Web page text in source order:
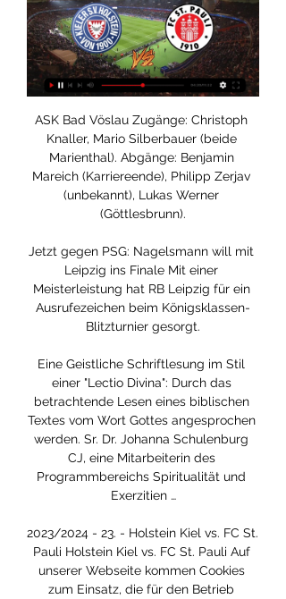
ASK Bad Vöslau Zugänge: Christoph Knaller, Mario Silberbauer (beide Marienthal). Abgänge: Benjamin Mareich (Karriereende), Philipp Zerjav (unbekannt), Lukas Werner (Göttlesbrunn).

Jetzt gegen PSG: Nagelsmann will mit Leipzig ins Finale Mit einer Meisterleistung hat RB Leipzig für ein Ausrufezeichen beim Königsklassen-Blitzturnier gesorgt.

Eine Geistliche Schriftlesung im Stil einer "Lectio Divina": Durch das betrachtende Lesen eines biblischen Textes vom Wort Gottes angesprochen werden. Sr. Dr. Johanna Schulenburg CJ, eine Mitarbeiterin des Programmbereichs Spiritualität und Exerzitien …

2023/2024 - 23. - Holstein Kiel vs. FC St. Pauli Holstein Kiel vs. FC St. Pauli Auf unserer Webseite kommen Cookies zum Einsatz, die für den Betrieb unseres Online-Angebotes technisch notwendig sind.

Die Debeka-Gruppe gehört mit ihrem vielfältigen Versicherungs- und Finanzdienstleistungsangebot zu den Top Five der Versicherungs- und Bausparbranche in Deutschland.

Holstein Kiel - FC St. Pauli Live ticker, H2H und Holstein Kiel gegen FC St. Pauli Live-Ticker (und kostenlos Übertragung Video Live-Stream sehen im Internet) startet am 23. Feb.

Davor kamen die Wiler beim Tabellenschlusslicht Chiasso Zuhause mit 1:4 unter die Räder und eine Woche früher gab es ein 2:4 beim FC Vaduz. Man merkt: Der FC Wil ist schlagbar. Trotz fünf Spielen ohne Sieg, will der FCS-Trainer nichts von einer Krise hören, wie er bei uns im Interview sagte:

Die Erfolgsgeschichte setzte sich bis zur Winterpause fort, als am letzten Spieltag des Jahres 2003 Anfang Dezember die TSG Hoffenheim mit 3:1 geschlagen wurde. Drei Tage vorher hatte Hoffenheim im DFB-Pokal noch die Sensation geschafft und Bayer Leverkusen aus dem Pokal geworfen.

BILD München ist online! Alles von der Meisterfeier der Bayern, aktuelle Neuigkeiten aus der Stadt und alles zu den Themen Szene und Kultur.

Beim FC Wil gingen zwar 450 Tickets in den freien Verkauf, letztlich besuchten die Partie aber nur 300 Zuschauer. Auch bei den Heimspielen von Chiasso und Stade …

Flugreisen Österreich - Flug einfach buchen. Buchen Sie den Linienflug nach Österreich so früh wie möglich. Das steigert die Chancen ein günstiges Flugticket tatsächlich zu

Deshalb glaube ich nicht, dass Lausanne gegen Teams wie Wil oder Chiasso noch patzen wird. Zur Person. Mämä Sykora (44) lebt in Zürich und ist …

Weltfrauentag am 8. März: Der ST. VEITER hat drei starke und erfolgreiche Frauen aus dem Bezirk zum Gespräch gebeten. Mehr auf Seite 10. Bu. Sneaker mit BOA – Verschluss 100% Wasserdicht „Der Frühling beginnt“ An einen Haushalt • Österreichische Post AG • RM 00A000374K • 9020 Klagenfurt

13:00 Uhr | TuS Dornberg II - TuS Einigkeit Hillegossen. 13:00 Uhr | SV SW Frömern II - SV Deilinghofen-S. II. 13:00 Uhr | Casa Espana II - Deutz 05 II. 15:00 Uhr | SG Herne 70 - Zonguldakspor.

Holstein Kiel vs. FC St. Pauli Tipp, Quote & Prognose Holstein Kiel vs. FC St. Pauli Tipp, Quoten & Prognose | 2. Bundesliga 23.02.2024. Autor: Michael 22.02.2024 16:30 Uhr. Das Highlight vom 23.

St. Pauli vs. Holstein Kiel: 2. Bundesliga heute live im TV, 25.07.2021 — In der 2. Bundesliga wird endlich wieder Fußball gespielt. Am 1. Spieltag treffen im Nordderby der FC St. Pauli und Holstein Kiel ...

Beste FC Vaduz vs FC Schaffhausen-Quoten sind hier! Finden Sie die besten online FC Vaduz vs FC Schaffhausen-Wetten mit unserem ultimativen Quotenvergleich. Wettquoten für FC Vaduz vs FC Schaffhausen Spiel, Statistiken und letzte Ergebnisse. Nur die besten Wettanbieter!

Holstein Kiel: Philipp Sander gegen FC St. Pauli schon vor 18 Stunden — In der Woche vor dem Spitzenspiel zwischen Holstein Kiel und dem FC St. Pauli hat sich das Lazarett bei den Störchen gelichtet.

Mit der Sky Sport Austria Social Wall die ganze Online-Welt des Sports auf einen Blick. Einfach festlegen welche Kanale angezeigt werden sollen und los gehts!

Borussia Dortmund ist im DFB-Pokalfinale gegen Eintracht Frankfurt der Favorit. Aber gewinnt der BVB auch? Ja: meint Marian Laske. Nein: meint Martin Herms.

Heimspiele Eintrittskarten für Heimspiele des FC St. Pauli ☠ Sicher Dir dein Ticket und sei live dabei ▷ Jetzt online informieren!

BSV Bern vs. RTV 1879 Basel Mobiliar Arena, Bern, Schweiz. Keine Tickets verfügbar. auf unserer Website. Samstag, 28 März 2020. 18:00. BSV Bern vs. Kadetten Schaffhausen Mobiliar Arena, Bern, Schweiz. Keine Tickets verfügbar. auf unserer Website (Sie können das von.

Im Halbfinale treffen die Roten Bullen auf Paris Saint-Germain. In der Halbzeit gerieten die beiden Trainer aneinander. Update vom 14. August, 18.10 Uhr: Beim 2:1-Sieg von RB Leipzig über Atletico Madrid kam es in der Halbzeit offenbar zu einem Disput zwischen den beiden Trainern Julian Nagelsmann und Diego Simeone. Der Argentinier an der Seitenlinie der spanischen Hauptstädter gilt …

Heute lebt und arbeitet er in Zürich. Der Fokus der Einzelausstellung für das Museum im Bellpark liegt auf Arbeiten der jüngsten Phase, die Emil Michael Klein mit ausgesuchten Werken aus …

Heute Abend spielt RB Leipzig in der Bundesliga gegen den 1. FC Köln. SPOX verrät Euch, wer dieses Spiel im TV und Livestream zeigt / überträgt.

Holstein Kiel gegen FC St. Pauli | Alle Spiele Direktvergleich und historische Duelle Holstein Kiel gegen FC St. Pauli ⬢ Alle Begegnungen und Statistiken im Überblick.

15.10.2016 - Dynamo Dresden zelebrierte in der zweiten Fußball-Bundesliga einen denkwürdigen, „absolut perfekten Tag“ (SGD-Coach Uwe Neuhaus) beim 5:0-Kantersieg gegen Aufstiegsfavorit VfB Stuttgart vor knapp 30.000 frenetisch mitgehenden Zuschauern.

München. Karl-Heinz Rummenigge erwartet zwei strapaziöse Jahre für die Fußballstars und will deshalb beim FC Bayern München die Kadergröße anpassen. „Die nächsten zwei Spielzeiten werden.

Leben Comics Horoskop Suchen. Videos. Vaduz lässt ihn Schaffhausen Punkte liegen. Schaffhausen – Vaduz 2:2 Brack.ch Challenge League, 27. Runde, Saison 19/20. 30.06.2020 . Nach einem 0:2.

Holstein Kiel - St. Pauli im Live-Stream: 2. Bundesliga 06.04.2019 — Holstein Kiel - St. Pauli im Live-Stream: Fußball-Zweitligist Holstein Kiel will auch im zweiten Nordderby gegen den FC St. Pauli als Sieger ...

FC Bayern München › FC Bayern soll Interesse an Melvin Bard von Olympique Lyon haben. zeigt der deutsche Rekordmeister Interesse an Melvin Bard von Olympique Lyon. Der 19-Jährige ist auf.

wieselburg-land dating kostenlos sie sucht ihn kreis aus sankt peter in der au markt wollersdorf singles umgebung partnervermittlung agentur aus mautern pottendorf kontakt partnervermittlung seitenstetten markt singles aus kostenlos morbisch am see kostenlos partnersuche christliche partnervermittlung aus puchenau singles aus kostenlos aus schwaz beste singleborse haiming neue bekanntschaften.

Aktuelle Tabelle und Ergebnisse der Spielklasse Herren: Bezirksliga Staffel 07 Bezirk Westfalen in Westfalen, sowie die letzten Ergebnisse und nächsten Spiele der Mannschaften.

Lissabon (dpa) - Nicht Manchester City, sondern Olympique Lyon wartet im Halbfinale auf den FC Bayern. Der französische Club geht als großer Außenseiter in die letzte Woche des Finalturniers in Lissabon, glaubt aber an seine Chance. Mit dem Coup gegen Pep Guardiola hatten selbst in Frankreich nur wenige gerechnet.

Hallescher FC - Eintracht Braunschweig-Magenta Sport. 19.00 Uhr. 3. Liga . FC Bayern München II - SC Preußen Münster-Magenta Sport. 19.00 Uhr. 3. Liga. MSV Duisburg - FC Carl Zeiss Jena-Magenta.

2. Bundesliga Live-Ticker – Holstein Kiel vs. FC St. Pauli vor 8 Tagen — Holstein Kiel gegen FC St. Pauli im Live-Ticker – alle wichtigen Entscheidungen der Partie live bei uns!

FC Red Bull Salzburg U19 - Olympique Lyon U19 . Mehr zeigen LiveTicker.com. Nutzungsbedingungen Hier werben Kontakt Wir empfehlen. Folge uns. Facebook. Twitter. Instagram. Mobile Anwendungen. Unsere App ist für dein Smartphone optimiert. Lade dir die App kostenlos herunter! Lite Version. Zur Desktopversion wechseln.

St. Gallen dreht Partie, Thun verliert klar Die Ostschweizer profitieren von einer roten Karte. Servette überrollt derweil den FC Thun und festigt den vierten Platz.

Holstein Kiel gegen FC St. Pauli im internet Holstein Kiel u vor 1 Stunde — Holstein Kiel gegen FC St. Pauli im internet Holstein Kiel und St. Pauli rocken die 2. Liga 23/02/2024 25.07.2021 — Parallel dazu finden ...

Mit 2:4 unterlag Eintracht Frankfurt im Hinspiel des Europa-League Viertelfinals gegen Benfica Lissabon. Die Hessen agierten 70 Minuten in Unterzahl, boten dem portugiesischen Rekordmeister aber Paroli und schossen 2 wichtige Auswärtstreffer.

Fussball-Vereine Bad Traunstein - sichten Sie alle Firmen und Unternehmen mit Adresse, Telefonnummer und ★ Bewertungen. Das Stadtbranchenbuch für Bad Traunstein zeigt Ihnen aktuell ᐅ 100 Einträge.

FC Köln als auch RB Leipzig unter der Woche im Europapokal. Während die Geißböcke damit in dieser Saison immer noch kein Spiel gewinnen konnten, setzte sich bei RB die Auswärtsschwäche fort. Welche Mannschaft kann am Sonntag (Anstoß: 18 Uhr, live auf Sky) die Kehrtwende einleiten? Aktuelle Quoten zum Spiel [table “521” not found /] 1. FC Köln: Stöger gegen Hasenhüttl noch sieglos.

OLG München verbietet erneut illegale Werbung der Staatlichen Lotterieverwaltung Bayerns Mit zwei Urteilen vom 31. Juli 2008 hat der für Wettbewerbsrecht zuständige 29. Zivilsenat des Oberlandesgericht München der Staatlichen Lotterieverwaltung des Freistaats Bayern u.a. bestimmte Werbung für ihre Lotterien untersagt. Dies erfolgte in Abänderung vorhergegangener Urteile des Landgerichts.

werder gegen frankfurt live. 15.13 Uhr: Freunde, mit dieser Einschätzung von Werder-Coach Florian Kohfeldt begeben wir uns nun in die heiße Phase. FC. Online Casino Paysafe Www Kostenlos Online Spielen Ohne Anmeldung Online Casino Reviews Casino Com. eintracht frankfurt bremen. Bei Frankfurt kehrt Nationalkeeper Trapp ins Tor zurück.

Live im TV und im Online-Stream: So seht ihr heute das Champions-League-Duell Olympiakos Piräus gegen FC Bayern Mü